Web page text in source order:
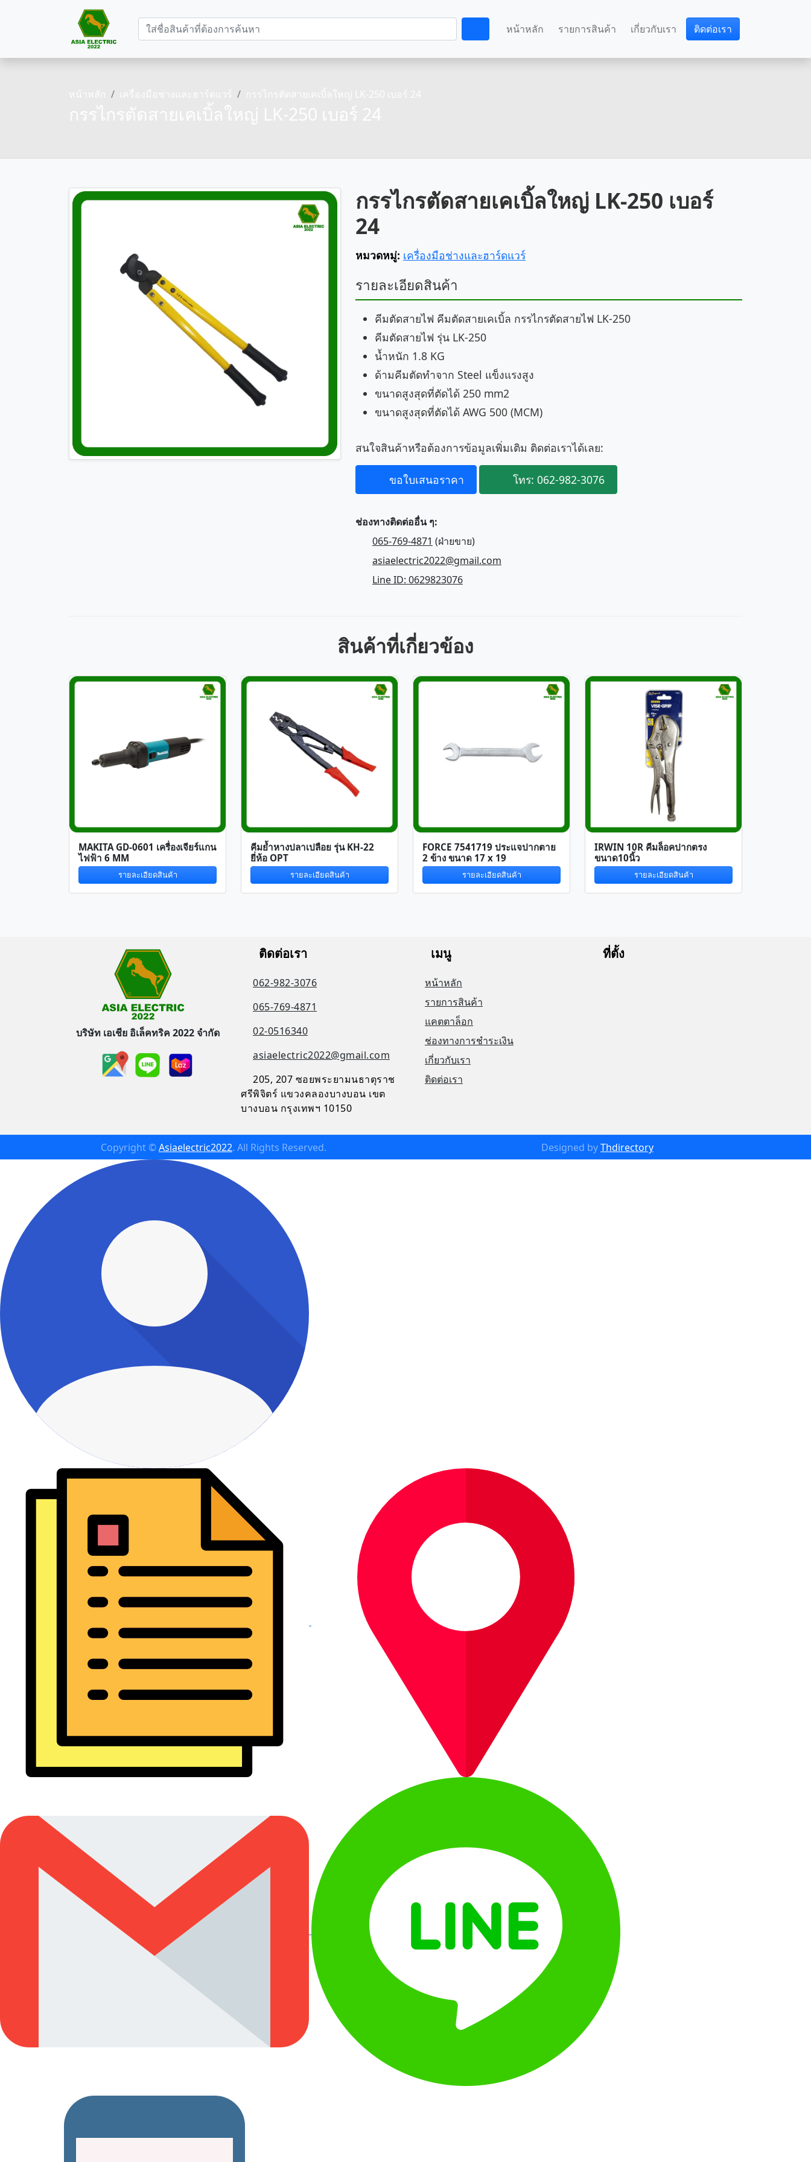
หน้าหลัก รายการสินค้า เกี่ยวกับเรา ติดต่อเรา
กรรไกรตัดสายเคเบิ้ลใหญ่ LK-250 เบอร์
24
หมวดหมู่: เครื่องมือช่างและฮาร์ดแวร์
รายละเอียดสินค้า
คีมตัดสายไฟ คีมตัดสายเคเบิ้ล กรรไกรตัดสายไฟ LK-250
คีมตัดสายไฟ รุ่น LK-250
น้ำหนัก 1.8 KG
ด้ามคีมตัดทำจาก Steel แข็งแรงสูง
ขนาดสูงสุดที่ตัดได้ 250 mm2
ขนาดสูงสุดที่ตัดได้ AWG 500 (MCM)
สนใจสินค้าหรือต้องการข้อมูลเพิ่มเติม ติดต่อเราได้เลย:
ขอใบเสนอราคา โทร: 062-982-3076
ช่องทางติดต่ออื่น ๆ:
065-769-4871 (ฝ่ายขาย)
asiaelectric2022@gmail.com
Line ID: 0629823076
สินค้าที่เกี่ยวข้อง
MAKITA GD-0601 เครื่องเจียร์แกน
ไฟฟ้า 6 MM
รายละเอียดสินค้า
คีมย้ำหางปลาเปลือย รุ่น KH-22
ยี่ห้อ OPT
รายละเอียดสินค้า
FORCE 7541719 ประแจปากตาย
2 ข้าง ขนาด 17 x 19
รายละเอียดสินค้า
IRWIN 10R คีมล็อคปากตรง
ขนาด10นิ้ว
รายละเอียดสินค้า
บริษัท เอเชีย อิเล็คทริค 2022 จำกัด
ติดต่อเรา
062-982-3076
065-769-4871
02-0516340
asiaelectric2022@gmail.com
205, 207 ซอยพระยามนธาตุราช
ศรีพิจิตร์ แขวงคลองบางบอน เขต
บางบอน กรุงเทพฯ 10150
เมนู
หน้าหลัก
รายการสินค้า
แคตตาล็อก
ช่องทางการชำระเงิน
เกี่ยวกับเรา
ติดต่อเรา
ที่ตั้ง
Copyright ©Asiaelectric2022. All Rights Reserved. Designed byThdirectory